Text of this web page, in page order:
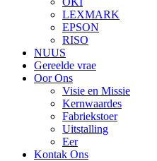
LEXMARK
EPSON
RISO
NUUS
Gereelde vrae
Oor Ons
Visie en Missie
Kernwaardes
Fabriekstoer
Uitstalling
Eer
Kontak Ons